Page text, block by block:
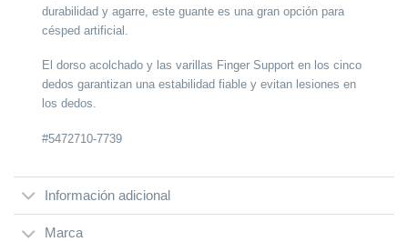
durabilidad y agarre, este guante es una gran opción para
césped artificial.
El dorso acolchado y las varillas Finger Supporten los cinco
dedos garantizan una estabilidad fiable y evitan lesiones en
los dedos.
#5472710-7739
Información adicional
Marca